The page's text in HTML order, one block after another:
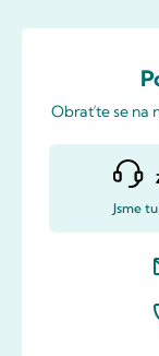
Obraťte se na
Jsme